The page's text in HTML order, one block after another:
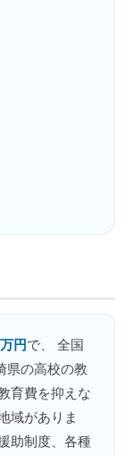
円で、 全国
県の高校の教
育費を抑えな
域がありま
助制度、各種